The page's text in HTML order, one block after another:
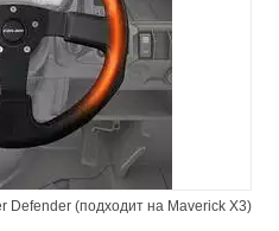
Defender (подходит на Maverick X3)